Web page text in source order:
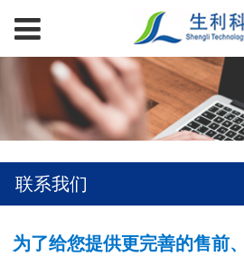
联系我们
为了给您提供更完善的售前